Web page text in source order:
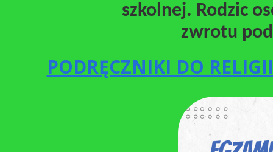
PODRĘCZNIKI DO
szkolnej. Rodzic
zwrotu